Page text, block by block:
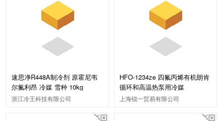
速思净R448A制冷剂 原霍尼韦
尔氟利昂 冷媒 雪种 10kg
浙江冷王科技有限公司
HFO-1234ze 四氟丙烯有机朗肯
循环和高温热泵用冷媒
上海锐一贸易有限公司